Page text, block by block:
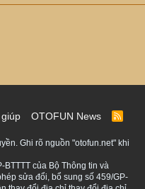
OTOFUN News
R
S
Ghi rõ nguồn "otofun.net" khi
BTTTT của Bộ Thông tin và
sửa đổi, bổ sung số 459/GP-